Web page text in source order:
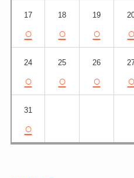
17
○
18
○
19
○ ○
24
○
25
○
26
○ ○
31
○